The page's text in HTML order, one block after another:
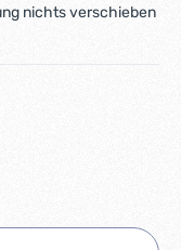
nichts verschieben